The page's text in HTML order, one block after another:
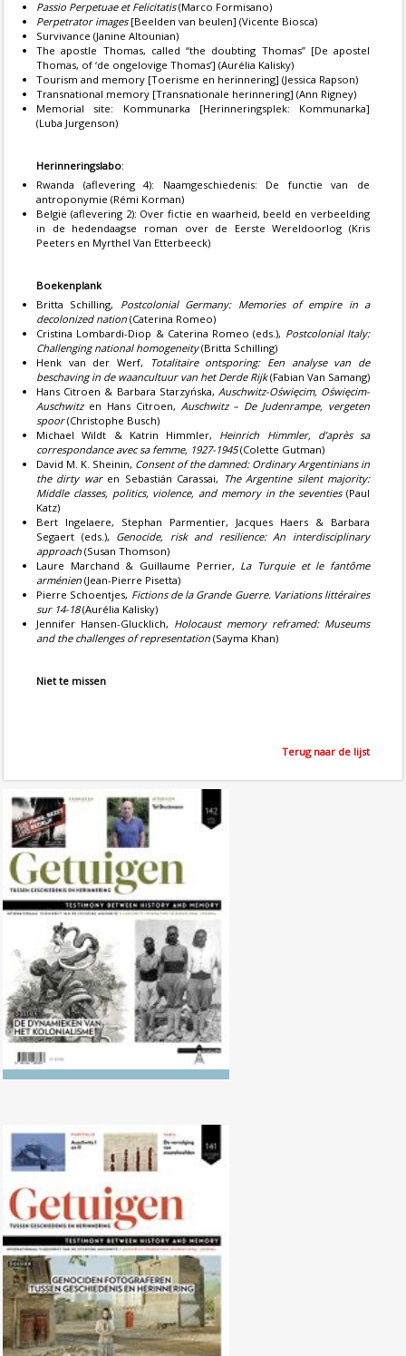
Passio Perpetuae et Felicitatis(Marco Formisano)
Perpetrator images[Beelden van beulen] (Vicente Biosca)
Survivance (Janine Altounian)
The apostle Thomas, called “the doubting Thomas” [De apostel
Thomas, of ‘de ongelovige Thomas’] (Aurélia Kalisky)
Tourism and memory [Toerisme en herinnering] (Jessica Rapson)
Transnational memory [Transnationale herinnering] (Ann Rigney)
Memorial site: Kommunarka [Herinneringsplek: Kommunarka]
(Luba Jurgenson)
Herinneringslabo:
Rwanda (aflevering 4): Naamgeschiedenis: De functie van de
antroponymie (Rémi Korman)
België (aflevering 2): Over fictie en waarheid, beeld en verbeelding
in de hedendaagse roman over de Eerste Wereldoorlog (Kris
Peeters en Myrthel Van Etterbeeck)
Boekenplank
Britta Schilling, Postcolonial Germany: Memories of empire in a
decolonized nation (Caterina Romeo)
Cristina Lombardi-Diop & Caterina Romeo (eds.), Postcolonial Italy:
Challenging national homogeneity(Britta Schilling)
Henk van der Werf,
Totalitaire ontsporing: Een analyse van de
beschaving in de waancultuur van het Derde Rijk(Fabian Van Samang)
Hans Citroen & Barbara Starzyńska, Auschwitz-Oświęcim, Oświęcim-
Auschwitzen Hans Citroen, Auschwitz – De Judenrampe, vergeten
spoor(Christophe Busch)
Michael Wildt & Katrin Himmler, Heinrich Himmler, d’après sa
correspondance avec sa femme, 1927-1945(Colette Gutman)
David M. K. Sheinin, Consent of the damned: Ordinary Argentinians in
the dirty waren Sebastián Carassai, The Argentine silent majority:
Middle classes, politics, violence, and memory in the seventies(Paul
Katz)
Bert Ingelaere, Stephan Parmentier, Jacques Haers & Barbara
Segaert (eds.), Genocide, risk and resilience: An interdisciplinary
approach (Susan Thomson)
Laure Marchand & Guillaume Perrier, La Turquie et le fantôme
arménien (Jean-Pierre Pisetta)
Pierre Schoentjes, Fictions de la Grande Guerre. Variations littéraires
sur 14-18(Aurélia Kalisky)
Jennifer Hansen-Glucklich, Holocaust memory reframed: Museums
and the challenges of representation (Sayma Khan)
Niet te missen
Terug naar de lijst
Nr. 142 (04/2026) De dynamieken
van het kolonialisme
Nr. 141 (10/2025) Genociden
fotograferen tussen geschiedenis
en herinnering